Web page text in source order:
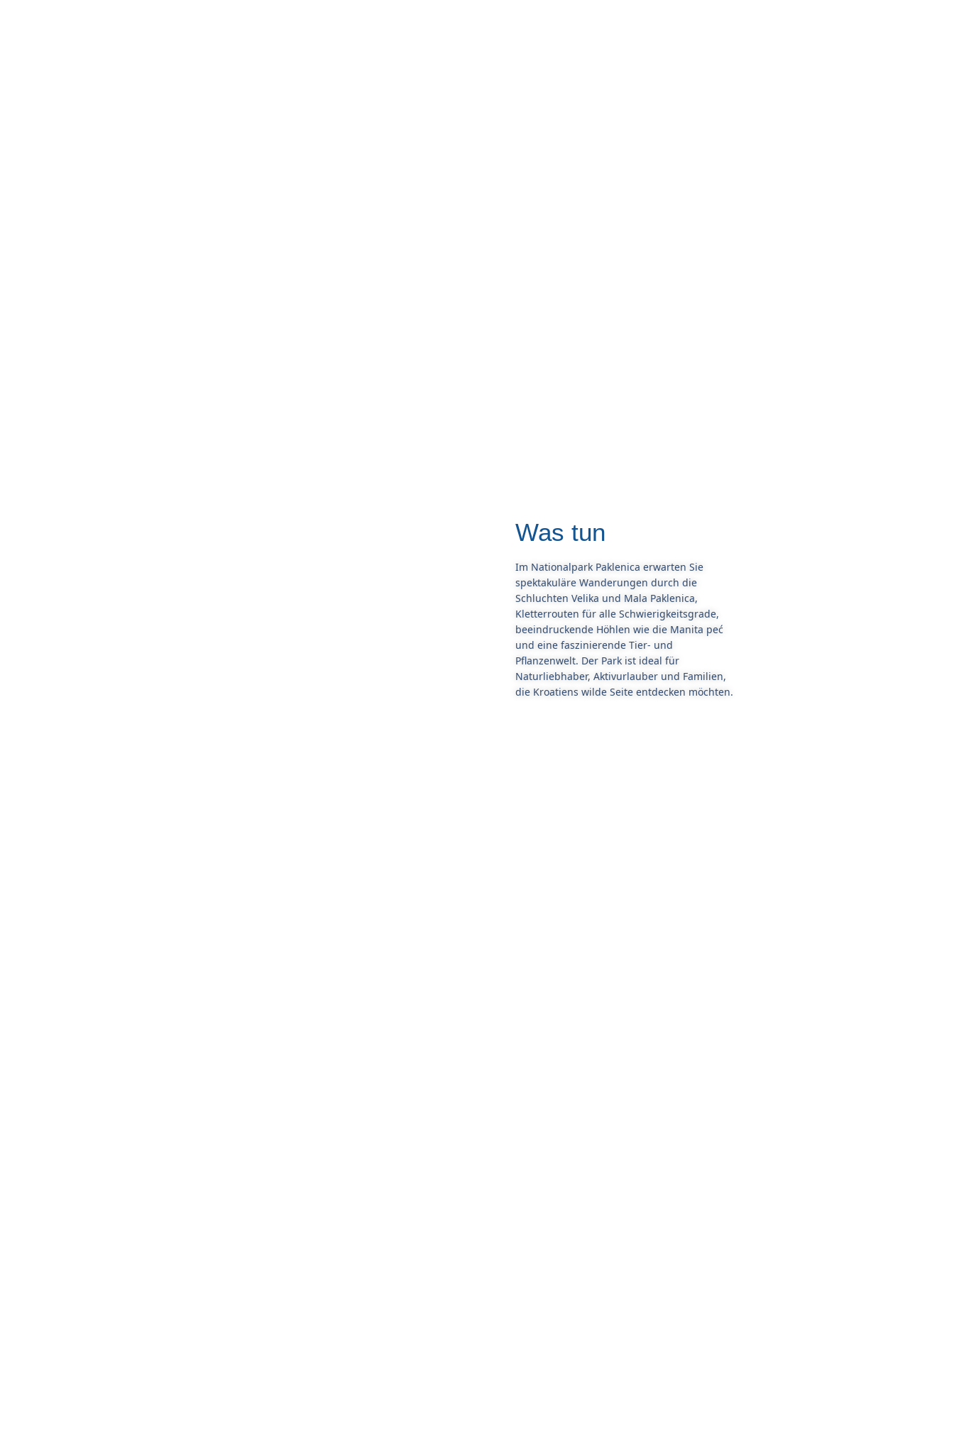
Was tun
Im Nationalpark Paklenica erwarten Sie
spektakuläre Wanderungen durch die
Schluchten Velika und Mala Paklenica,
Kletterrouten für alle Schwierigkeitsgrade,
beeindruckende Höhlen wie die Manita peć
und eine faszinierende Tier- und
Pflanzenwelt. Der Park ist ideal für
Naturliebhaber, Aktivurlauber und Familien,
die Kroatiens wilde Seite entdecken möchten.